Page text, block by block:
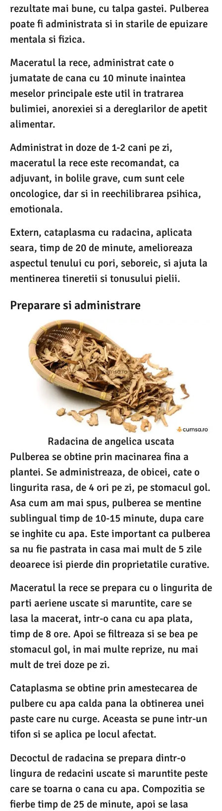
rezultate mai bune, cu talpa gastei. Pulberea
poate fi administrata si in starile de epuizare
mentala si fizica.
Maceratul la rece, administrat cate o
jumatate de cana cu 10 minute inaintea
meselor principale este util in tratrarea
bulimiei, anorexiei si a dereglarilor de apetit
alimentar.
Administrat in doze de 1-2 cani pe zi,
maceratul la rece este recomandat, ca
adjuvant, in bolile grave, cum sunt cele
oncologice, dar si in reechilibrarea psihica,
emotionala.
Extern, cataplasma cu radacina, aplicata
seara, timp de 20 de minute, amelioreaza
aspectul tenului cu pori, seboreic, si ajuta la
mentinerea tineretii si tonusului pielii.
Preparare si administrare
Radacina de angelica uscata
Pulberea se obtine prin macinarea fina a
plantei. Se administreaza, de obicei, cate o
lingurita rasa, de 4 ori pe zi, pe stomacul gol.
Asa cum am mai spus, pulberea se mentine
sublingual timp de 10-15 minute, dupa care
se inghite cu apa. Este important ca pulberea
sa nu fie pastrata in casa mai mult de 5 zile
deoarece isi pierde din proprietatile curative.
Maceratul la rece se prepara cu o lingurita de
parti aeriene uscate si maruntite, care se
lasa la macerat, intr-o cana cu apa plata,
timp de 8 ore. Apoi se filtreaza si se bea pe
stomacul gol, in mai multe reprize, nu mai
mult de trei doze pe zi.
Cataplasma se obtine prin amestecarea de
pulbere cu apa calda pana la obtinerea unei
paste care nu curge. Aceasta se pune intr-un
tifon si se aplica pe locul afectat.
Decoctul de radacina se prepara dintr-o
lingura de redacini uscate si maruntite peste
care se toarna o cana cu apa. Compozitia se
fierbe timp de 25 de minute, apoi se lasa